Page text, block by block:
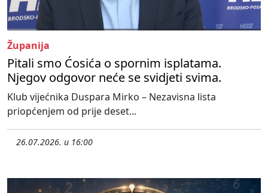
Županija
Pitali smo Ćosića o spornim isplatama.
Njegov odgovor neće se svidjeti svima.
Klub vijećnika Duspara Mirko – Nezavisna lista
priopćenjem od prije deset...
26.07.2026. u 16:00